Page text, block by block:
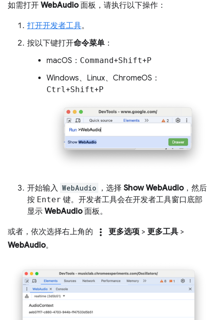
如需打开 WebAudio面板，请执行以下操作：
打开开发者工具。
按以下键打开命令菜单 ：
macOS： Command+Shift+P
Windows、Linux、ChromeOS：
Ctrl+Shift+P
开始输入 WebAudio ，选择 Show WebAudio，然后
按 Enter 键。开发者工具会在开发者工具窗口底部
显示 WebAudio面板。
或者，依次选择右上角的 more_vert 更多选项 > 更多工具 >
WebAudio。